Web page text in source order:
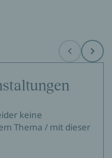
Before Next
keine
Thema / mit dieser